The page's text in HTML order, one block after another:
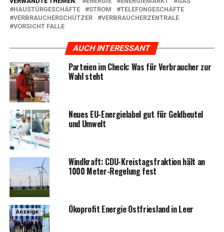
HAUSTÜRGESCHÄFTE
STROM
TELEFONGESCHÄFTE
VERBRAUCHERSCHÜTZER
VERBRAUCHERZENTRALE
VORSICHT FALLE
AUCH INTERESSANT
Par­tei­en im Check: Was für Ver­brau­cher zur
Wahl steht
Neu­es EU-Ener­gie­la­bel gut für Geld­beu­tel
und Umwelt
Wind­kraft: CDU-Kreis­tags­frak­ti­on hält an
1000 Meter-Rege­lung fest
Anzeige Öko­pro­fit Ener­gie Ost­fries­land in Leer